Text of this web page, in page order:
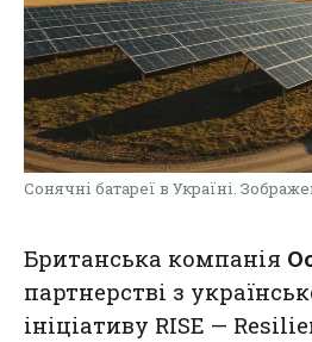
Сонячні батареї в Україні.
Британська компанія
партнерстві з
ініціативу RISE —